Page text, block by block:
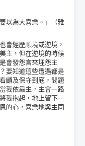
為大喜樂。」（雅
經歷順境或逆境，
主，但在逆境的時候
會發怨言來埋怨主
要知道這些遭遇都是
顧及保守到底，問題
我依靠主，主會一路
我抱起，地上留下一
的心，喜樂地與主同